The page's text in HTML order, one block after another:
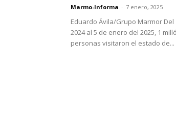
Marmo-Informa - 7 enero, 2025
Eduardo Ávila/Grupo Marmor
2024 al 5 de enero del 2025, 1
personas visitaron el estado de...